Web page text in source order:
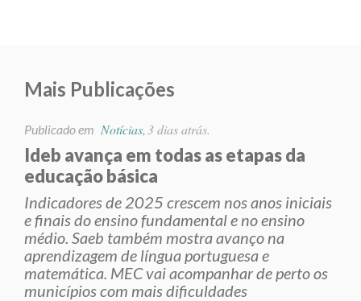
Mais Publicações
Publicado em Notícias, 3 dias atrás.
Ideb avança em todas as etapas da
educação básica
Indicadores de 2025 crescem nos anos iniciais
e finais do ensino fundamental e no ensino
médio. Saeb também mostra avanço na
aprendizagem de língua portuguesa e
matemática. MEC vai acompanhar de perto os
municípios com mais dificuldades